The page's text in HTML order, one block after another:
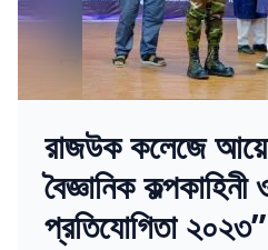
রাজউক কলেজে
বৈজ্ঞানিক
প্রতিযোগিতা ২০২৩”